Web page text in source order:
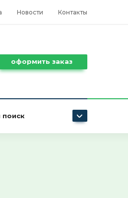
Новости Контакты
оформить заказ